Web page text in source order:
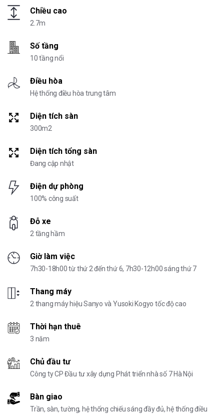
Chiều cao
2.7m
Số tầng
10 tầng nổi
Điều hòa
Hệ thống điều hòa trung tâm
Diện tích sàn
300m2
Diện tích tổng sàn
Đang cập nhật
Điện dự phòng
100% công suất
Đỗ xe
2 tầng hầm
Giờ làm việc
7h30-18h00 từ thứ 2 đến thứ 6, 7h30-12h00 sáng thứ 7
Thang máy
2 thang máy hiệu Sanyo và Yusoki Kogyo tốc độ cao
Thời hạn thuê
3 năm
Chủ đầu tư
Công ty CP Đầu tư xây dựng Phát triển nhà số 7 Hà Nội
Bàn giao
Trần, sàn, tường, hệ thống chiếu sáng đầy đủ, hệ thống điều